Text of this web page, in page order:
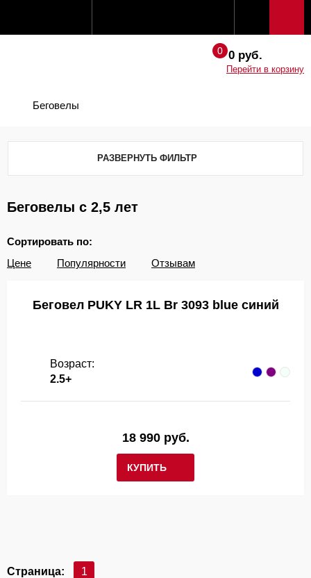
0 руб.
Перейти в корзину
Беговелы
РАЗВЕРНУТЬ ФИЛЬТР
Беговелы с 2,5 лет
Сортировать по:
Цене
Популярности Отзывам
Беговел PUKY LR 1L Br 3093 blue синий
Возраст:
2.5+
КУПИТЬ
18 990 руб.
Страница: 1